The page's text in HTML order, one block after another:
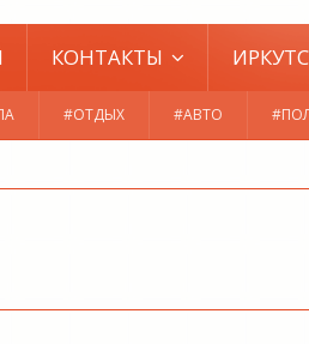
КОНТАКТЫ
#ОТДЫХ #АВТО